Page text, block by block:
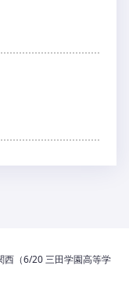
西（6/20 三田学園高等学